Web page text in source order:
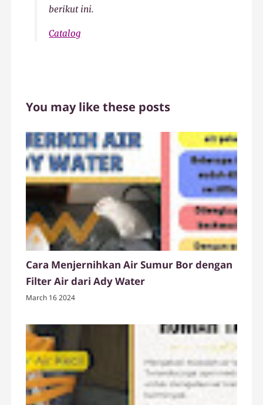
berikut ini.
Catalog
You may like these posts
Cara Menjernihkan Air Sumur Bor dengan
Filter Air dari Ady Water
March 16 2024